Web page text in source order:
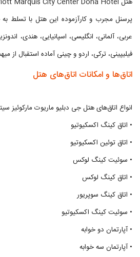
پرسنل مجرب و کارآزموده این هتل با تسلط به
عربی، آلمانی، انگلیسی، اسپانیایی، هندی،
فیلیپینی، ترکی، اردو و چینی آماده استقبال از
اتاق‌ها و امکانات اتاق‌های هتل
انواع اتاق‌های هتل جی دبلیو ماریوت مارکوئیز
• اتاق کینگ اکسکیوتیو
• اتاق توئین اکسکیوتیو
• سوئیت کینگ لوکس
• اتاق کینگ لوکس
• اتاق کینگ سوپریور
• سوئیت کینگ اکسکیوتیو
• آپارتمان دو خوابه
• آپارتمان سه خوابه